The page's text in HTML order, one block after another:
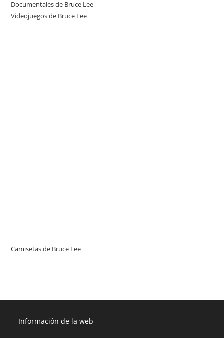
Documentales de Bruce Lee
Videojuegos de Bruce Lee
Camisetas de Bruce Lee
Información de la web